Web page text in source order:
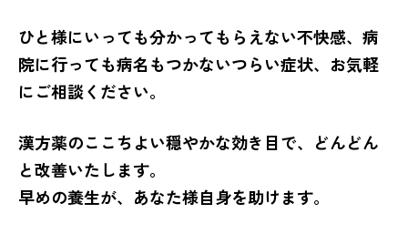
ひと様にいっても分かってもらえない不快感、病
院に行っても病名もつかないつらい症状、お気軽
にご相談ください。
漢方薬のここちよい穏やかな効き目で、どんどん
と改善いたします。
早めの養生が、あなた様自身を助けます。